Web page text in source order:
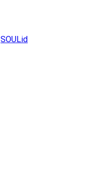
SOULid